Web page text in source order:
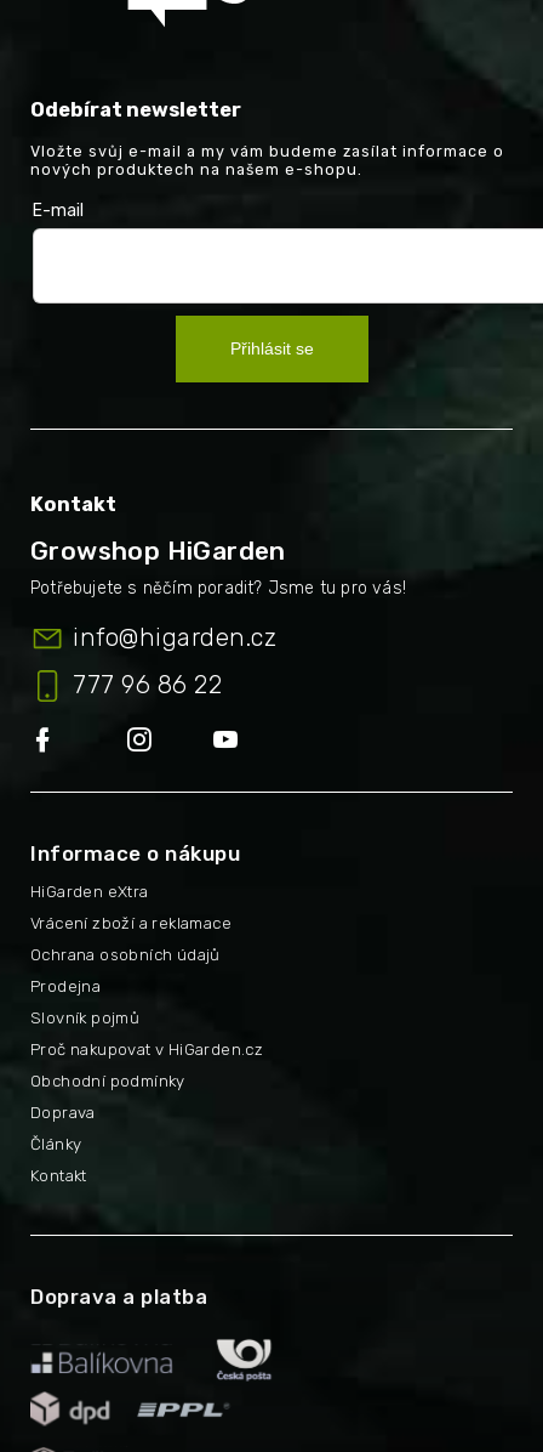
Odebírat newsletter
Vložte svůj e-mail a my vám budeme zasílat informace o
nových produktech na našem e-shopu.
E-mail
Přihlásit se
Kontakt
Growshop HiGarden
info@higarden.cz
777 96 86 22
Informace o nákupu
HiGarden eXtra
Proč nakupovat v HiGarden.cz
Vrácení zboží a reklamace
Obchodní podmínky
Ochrana osobních údajů
Doprava
Prodejna
Články
Slovník pojmů
Kontakt
Doprava a platba